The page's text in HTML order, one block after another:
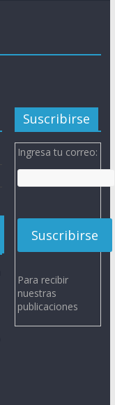
Suscribirse
Ingresa tu correo:
Para recibir
nuestras
publicaciones